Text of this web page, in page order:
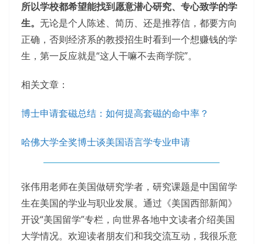
所以学校都希望能找到愿意潜心研究、专心致学的学
生。 无论是个人陈述、简历、还是推荐信，都要方向
正确，否则经济系的教授招生时看到一个想赚钱的学
生，第一反应就是“这人干嘛不去商学院”。
相关文章：
博士申请套磁总结：如何提高套磁的命中率？
哈佛大学全奖博士谈美国语言学专业申请
张伟用老师在美国做研究学者，研究课题是中国留学
生在美国的学业与职业发展。通过《美国西部新闻》
开设“美国留学”专栏，向世界各地中文读者介绍美国
大学情况。欢迎读者朋友们和我交流互动，我很乐意